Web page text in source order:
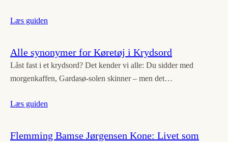
Læs guiden
Alle synonymer for Køretøj i Krydsord
Låst fast i et krydsord? Det kender vi alle: Du sidder med
morgenkaffen, Gardasø-solen skinner – men det…
Læs guiden
Flemming Bamse Jørgensen Kone: Livet som